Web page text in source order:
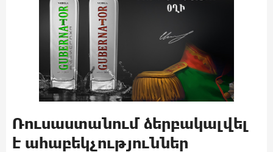
Ռուսաստանում ձերբակալվել
է ահաբեկչություններ